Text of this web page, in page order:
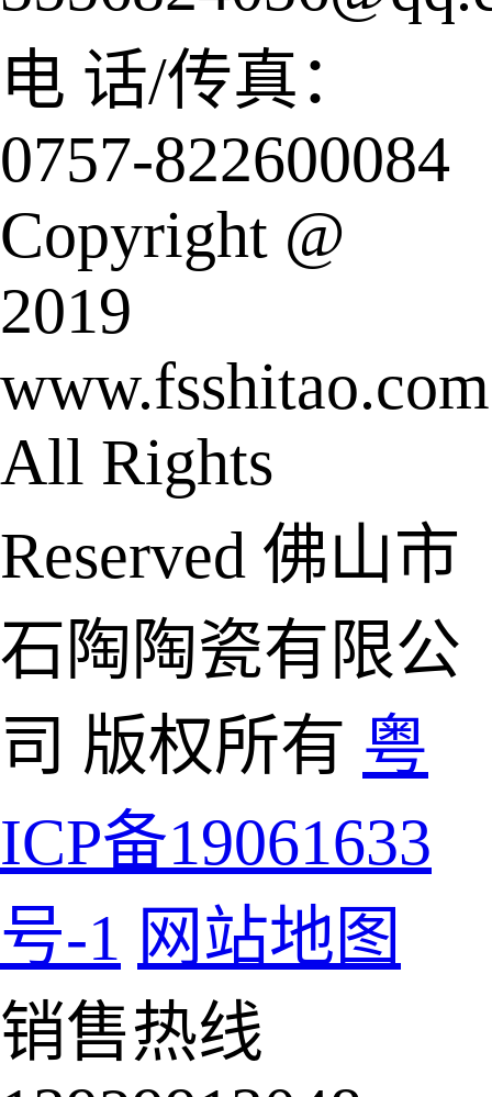
电 话/传真：
0757-822600084
Copyright @
2019
www.fsshitao.com
All Rights
Reserved 佛山市
石陶陶瓷有限公
司 版权所有 粤
ICP备19061633
号-1 网站地图
销售热线